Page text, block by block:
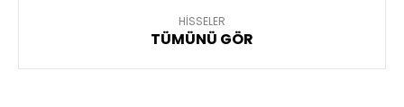
HİSSELER
TÜMÜNÜ GÖR